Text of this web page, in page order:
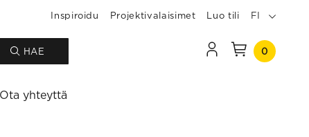
Inspiroidu Projektivalaisimet Luo tili FI
HAE 0
Ota yhteyttä